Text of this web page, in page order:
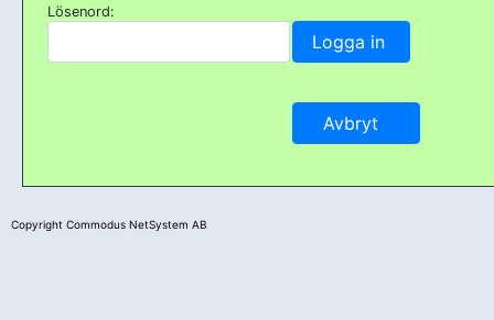
Lösenord:
Copyright Commodus NetSystem AB